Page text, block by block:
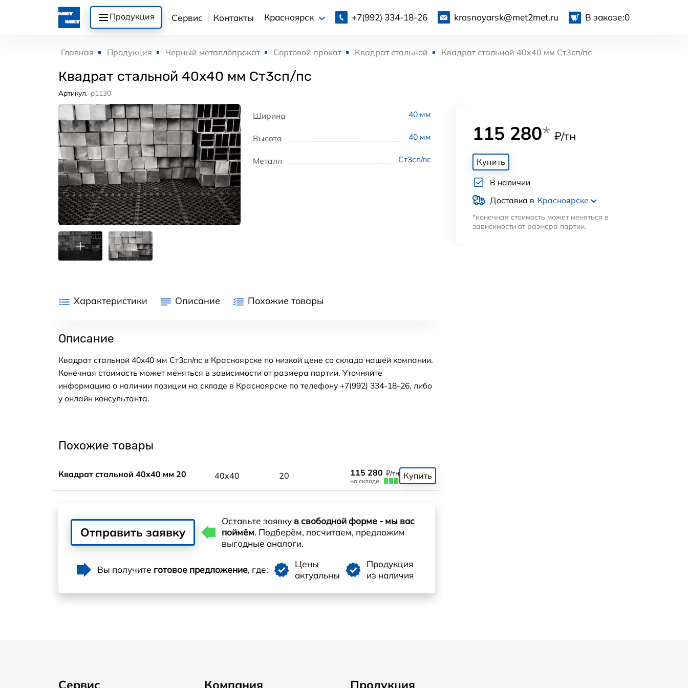
Продукция Сервис Контакты Красноярск +7(992) 334-18-26 krasnoyarsk@met2met.ru В заказе:0
Главная Продукция Черный металлопрокат Сортовой прокат Квадрат стальной Квадрат стальной 40x40 мм Ст3сп/пс
Квадрат стальной 40x40 мм Ст3сп/пс
Артикул. p1130
Ширина 40 мм
Высота 40 мм
Металл Ст3сп/пс
115 280* ₽/тн
Купить
В наличии
Доставка в Красноярске
*конечная стоимость может меняться в
зависимости от размера партии.
Характеристики Описание Похожие товары
Описание
Квадрат стальной 40x40 мм Ст3сп/пс в Красноярске по низкой цене со склада нашей компании.
Конечная стоимость может меняться в зависимости от размера партии. Уточняйте
информацию о наличии позиции на складе в Красноярске по телефону +7(992) 334-18-26, либо
у онлайн консультанта.
Похожие товары
Квадрат стальной 40x40 мм 20 40x40 20 115 280 ₽/тн
на складе:
Купить
Отправить заявку
Оставьте заявку в свободной форме - мы вас
поймём. Подберём, посчитаем, предложим
выгодные аналоги.
Вы получите готовое предложение, где:
Цены
актуальны
Продукция
из наличия
Сервис Компания Продукция